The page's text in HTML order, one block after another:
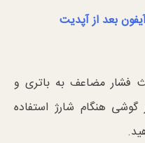
بعد از آپدیت
فشار مضاعف به باتری و
هنگام شارژ استفاده